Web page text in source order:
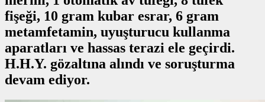
fişeği, 10 gram kubar esrar, 6 gram
metamfetamin, uyuşturucu kullanma
aparatları ve hassas terazi ele geçirdi.
H.H.Y. gözaltına alındı ve soruşturma
devam ediyor.